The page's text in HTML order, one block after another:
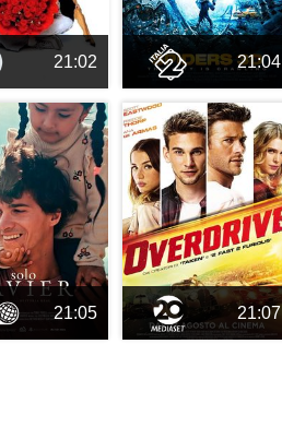
21:02 21:04
21:05 21:07